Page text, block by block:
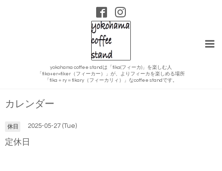
yokohama coffee standは「fika(フィーカ)」を楽しむ人
「fika+er=fiker（フィーカー）」が、よりフィーカを楽しめる場所
「fika＋ry＝fikary（フィーカリィ）」なcoffee standです。
カレンダー
休日 2025-05-27 (Tue)
定休日